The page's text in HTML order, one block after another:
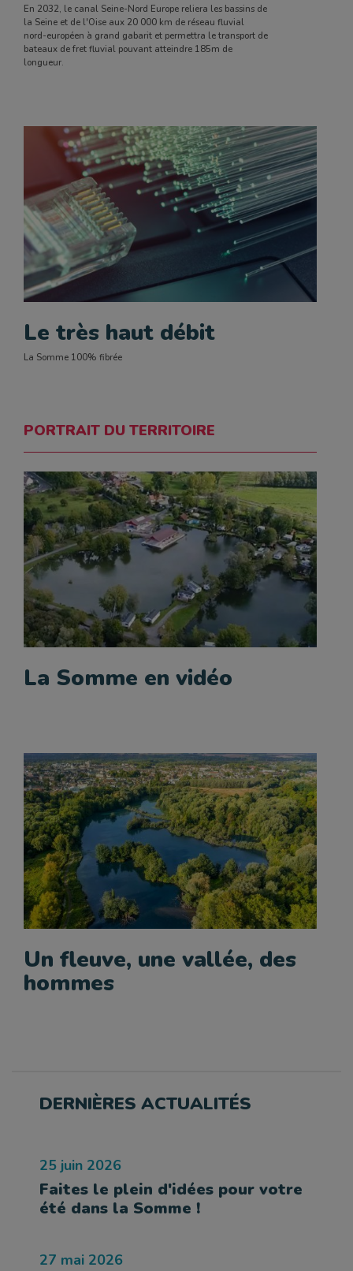
En 2032, le canal Seine-Nord Europe reliera les bassins de
la Seine et de l'Oise aux 20 000 km de réseau fluvial
nord-européen à grand gabarit et permettra le transport de
bateaux de fret fluvial pouvant atteindre 185m de
longueur.
Le très haut débit
La Somme 100% fibrée
PORTRAIT DU TERRITOIRE
La Somme en vidéo
Un fleuve, une vallée, des
hommes
DERNIÈRES ACTUALITÉS
25 juin 2026
Faites le plein d'idées pour votre
été dans la Somme !
27 mai 2026